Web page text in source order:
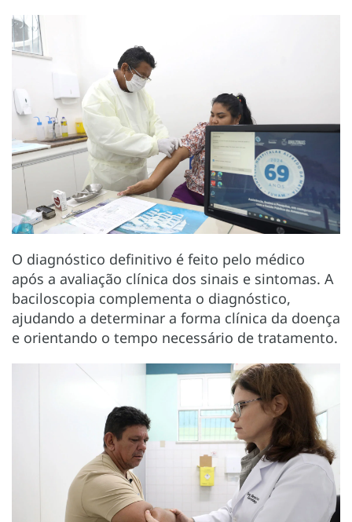
O diagnóstico definitivo é feito pelo médico
após a avaliação clínica dos sinais e sintomas. A
baciloscopia complementa o diagnóstico,
ajudando a determinar a forma clínica da doença
e orientando o tempo necessário de tratamento.